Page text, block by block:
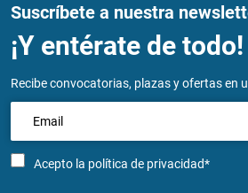
Suscríbete a nuestra
¡Y entérate de todo!
Recibe convocatorias, plazas y ofertas en
Acepto la política de privacidad*